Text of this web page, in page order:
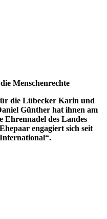
Menschenrechte
die Lübecker Karin und
Günther hat ihnen am
Ehrennadel des Landes
engagiert sich seit